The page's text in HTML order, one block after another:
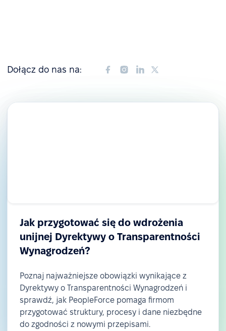
Dołącz do nas na:
Jak przygotować się do wdrożenia
unijnej Dyrektywy o Transparentności
Wynagrodzeń?
Poznaj najważniejsze obowiązki wynikające z
Dyrektywy o Transparentności Wynagrodzeń i
sprawdź, jak PeopleForce pomaga firmom
przygotować struktury, procesy i dane niezbędne
do zgodności z nowymi przepisami.